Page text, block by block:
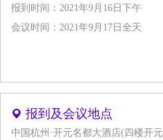
报到时间：2021年9月16日下午
会议时间：2021年9月17日全天
报到及会议地点
中国杭州·开元名都大酒店(四楼开元